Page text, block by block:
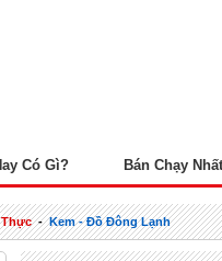
Có Gì? Bán Chạy Nhất
Thực-Kem - Đồ Đông Lạnh